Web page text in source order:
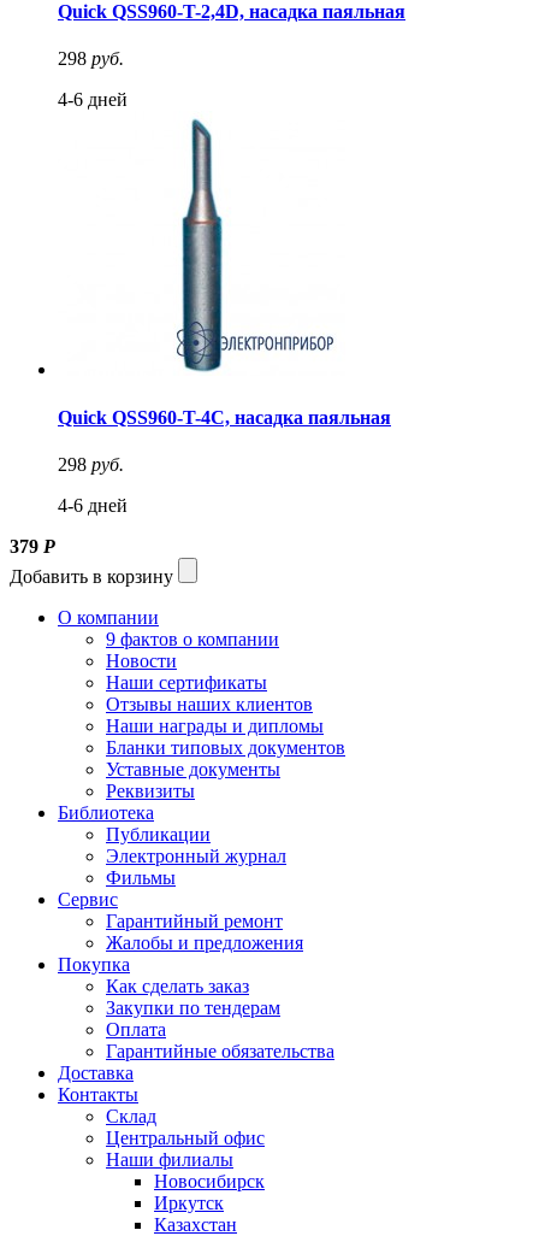
Quick QSS960-T-2,4D, насадка паяльная
298 руб.
4-6 дней
Quick QSS960-T-4C, насадка паяльная
298 руб.
4-6 дней
379 Р
Добавить в корзину
О компании
9 фактов о компании
Новости
Наши сертификаты
Отзывы наших клиентов
Наши награды и дипломы
Бланки типовых документов
Уставные документы
Реквизиты
Библиотека
Публикации
Электронный журнал
Фильмы
Сервис
Гарантийный ремонт
Жалобы и предложения
Покупка
Как сделать заказ
Закупки по тендерам
Оплата
Гарантийные обязательства
Доставка
Контакты
Склад
Центральный офис
Наши филиалы
Новосибирск
Иркутск
Казахстан